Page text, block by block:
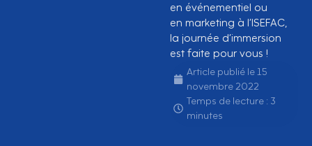
en événementiel ou
en marketing à l’ISEFAC,
la journée d’immersion
est faite pour vous !
Article publié le 15
novembre 2022
Temps de lecture : 3
minutes